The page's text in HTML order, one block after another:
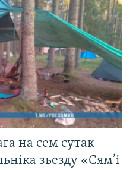
на сем сутак
зьезду «Сям’і